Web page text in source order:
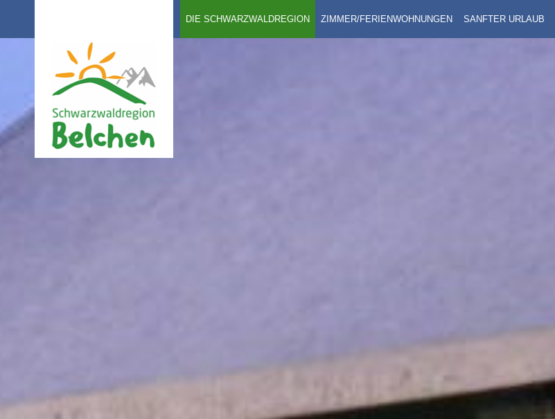
DIE SCHWARZWALDREGION ZIMMER/FERIENWOHNUNGEN SANFTER URLAUB